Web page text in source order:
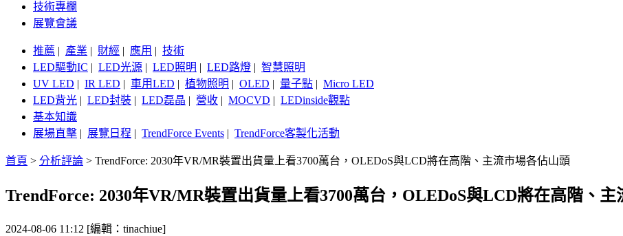
技術專欄
展覽會議
推薦 | 產業 | 財經 | 應用 | 技術
LED驅動IC | LED光源 | LED照明 | LED路燈 | 智慧照明
UV LED | IR LED | 車用LED | 植物照明 | OLED | 量子點 | Micro LED
LED背光 | LED封裝 | LED磊晶 | 營收 | MOCVD | LEDinside觀點
基本知識
展場直擊 | 展覽日程 | TrendForce Events | TrendForce客製化活動
首頁 > 分析評論 > TrendForce: 2030年VR/MR裝置出貨量上看3700萬台，OLEDoS與LCD將在高階、主流市場各佔山頭
TrendForce: 2030年VR/MR裝置出貨量上看3700萬台，OLEDoS與LCD將在高階、主
2024-08-06 11:12 [編輯：tinachiue]